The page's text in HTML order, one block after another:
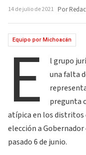
14 de julio de 2021 Por
Equipo por Michoacán
E
l grupo
una falta
pregunta
atípica en los distritos
elección a
pasado 6 de junio.